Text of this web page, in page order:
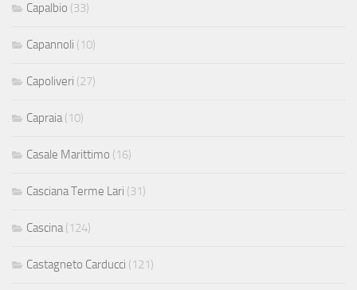
Capalbio (33)
Capannoli (10)
Capoliveri (27)
Capraia (10)
Casale Marittimo (16)
Casciana Terme Lari (31)
Cascina (124)
Castagneto Carducci (121)